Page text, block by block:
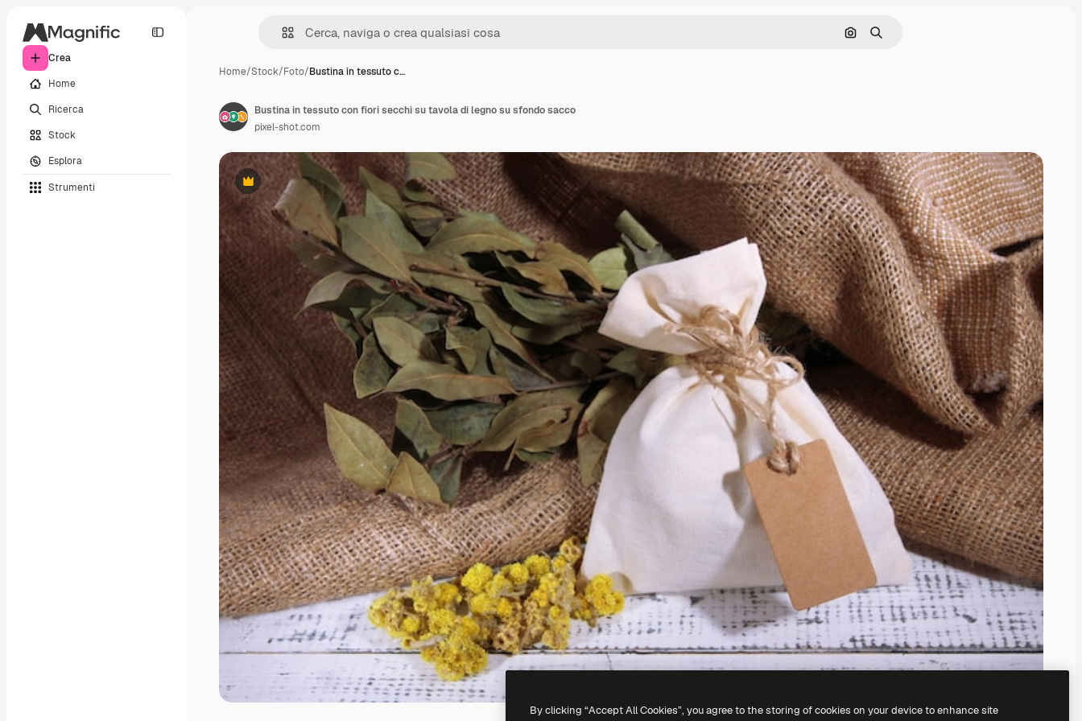
Crea
Home
Ricerca
Stock
Esplora
Strumenti
Cerca per immagine
Ricerca
Home/Stock/Foto/Bustina in tessuto c…
Premium
Bustina in tessuto con fiori secchi su tavola di legno su sfondo sacco
pixel-shot.com
By clicking “Accept All Cookies”, you agree to the storing of cookies on your device to enhance site